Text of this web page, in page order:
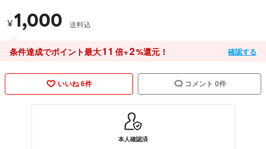
¥1,000 送料込
条件達成でポイント最大11 倍+2%還元！ 確認する
いいね 6件 コメント 0件
本人確認済